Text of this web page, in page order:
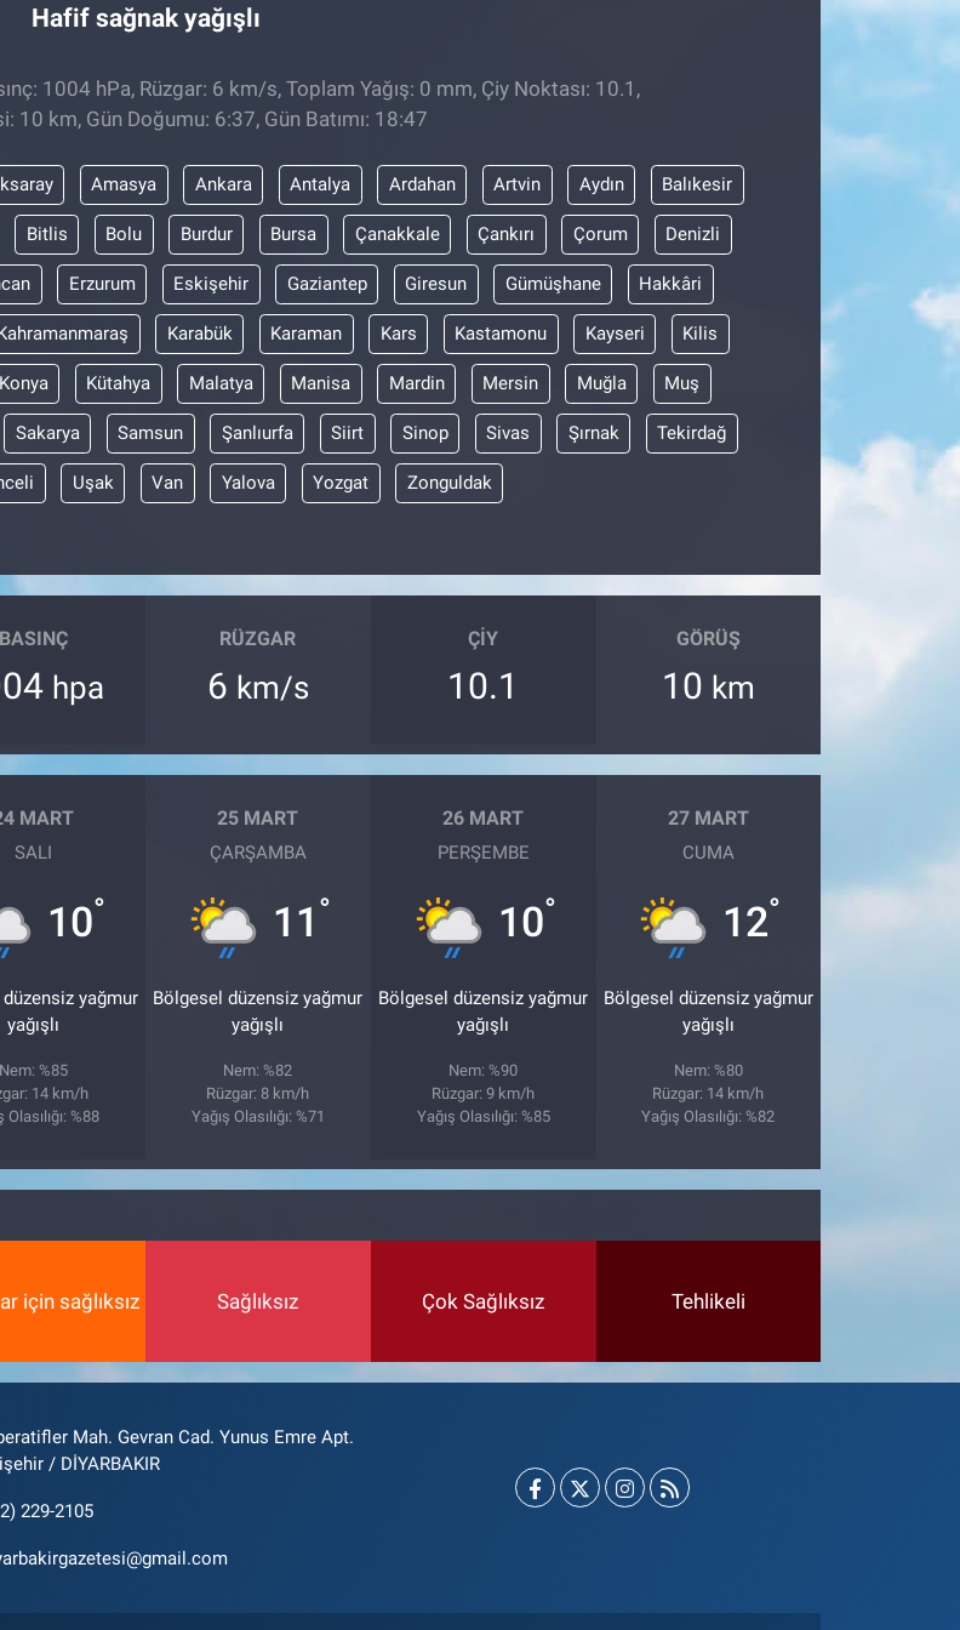
Hafif sağnak yağışlı
1004 hPa, Rüzgar: 6 km/s, Toplam Yağış: 0 mm, Çiy Noktası: 10.1,
10 km, Gün Doğumu: 6:37, Gün Batımı: 18:47
Amasya Ankara Antalya Ardahan Artvin Aydın Balıkesir
Bitlis Bolu Burdur Bursa Çanakkale Çankırı Çorum Denizli
Erzurum Eskişehir Gaziantep Giresun Gümüşhane Hakkâri
Karabük Karaman Kars Kastamonu Kayseri Kilis
Konya Kütahya Malatya Manisa Mardin Mersin Muğla Muş
Sakarya Samsun Şanlıurfa Siirt Sinop Sivas Şırnak Tekirdağ
Uşak Van Yalova Yozgat Zonguldak
BASINÇ
hpa
RÜZGAR
6 km/s
ÇIY
10.1
GÖRÜŞ
10 km
MART
SALI
10°
yağmur
yağışlı
Nem: %85
14 km/h
Olasılığı: %88
25 MART
ÇARŞAMBA
11 °
Bölgesel düzensiz yağmur
yağışlı
Nem: %82
Rüzgar: 8 km/h
Yağış Olasılığı: %71
26 MART
PERŞEMBE
10°
Bölgesel düzensiz yağmur
yağışlı
Nem: %90
Rüzgar: 9 km/h
Yağış Olasılığı: %85
27 MART
CUMA
12°
Bölgesel düzensiz yağmur
yağışlı
Nem: %80
Rüzgar: 14 km/h
Yağış Olasılığı: %82
için sağlıksız Sağlıksız Çok Sağlıksız Tehlikeli
Mah. Gevran Cad. Yunus Emre Apt.
/ DİYARBAKIR
229-2105